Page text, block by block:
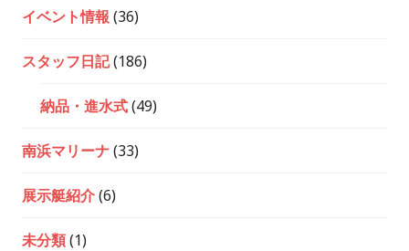
イベント情報 (36)
スタッフ日記(186)
納品・進水式(49)
南浜マリーナ(33)
展示艇紹介(6)
未分類(1)